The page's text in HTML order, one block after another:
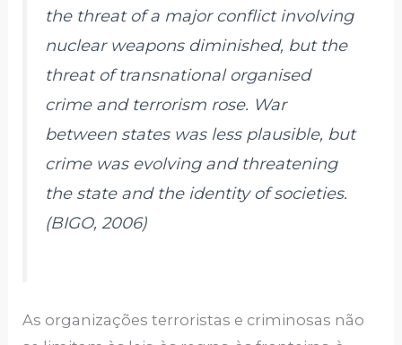
the threat of a major conflict involving
nuclear weapons diminished, but the
threat of transnational organised
crime and terrorism rose. War
between states was less plausible, but
crime was evolving and threatening
the state and the identity of societies.
(BIGO, 2006)
As organizações terroristas e criminosas não